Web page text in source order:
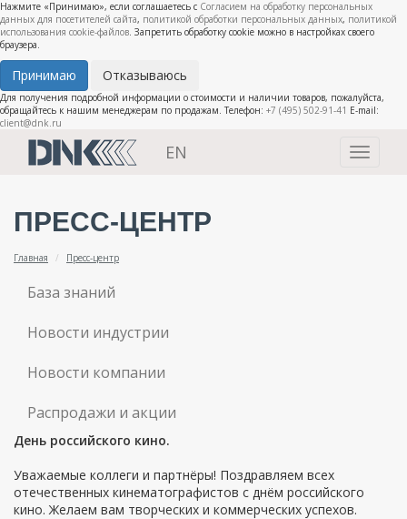
Нажмите «Принимаю», если соглашаетесь с Согласием на обработку персональных
данных для посетителей сайта, политикой обработки персональных данных, политикой
использования cookie-файлов. Запретить обработку cookie можно в настройках своего
браузера.
Принимаю Отказываюсь
Для получения подробной информации о стоимости и наличии товаров, пожалуйста,
обращайтесь к нашим менеджерам по продажам. Телефон: +7 (495) 502-91-41 E-mail:
client@dnk.ru
Toggle
EN
ПРЕСС-ЦЕНТР
Главная Пресс-центр
База знаний
Новости индустрии
Новости компании
Распродажи и акции
День российского кино.
Уважаемые коллеги и партнёры! Поздравляем всех
отечественных кинематографистов с днём российского
кино. Желаем вам творческих и коммерческих успехов.